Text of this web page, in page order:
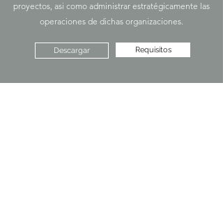
proyectos, asi como administrar estratégicamente las
operaciones de dichas organizaciones.
Descargar Requisitos